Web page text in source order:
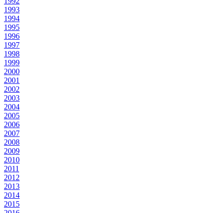
1993
1994
1995
1996
1997
1998
1999
2000
2001
2002
2003
2004
2005
2006
2007
2008
2009
2010
2011
2012
2013
2014
2015